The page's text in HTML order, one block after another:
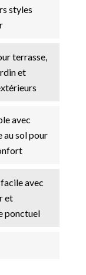
styles
terrasse,
et
avec
au sol pour
avec
et
ponctuel